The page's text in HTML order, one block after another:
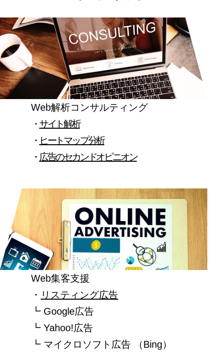
Web解析コンサルティング
・ サイト解析
・ ヒートマップ分析
・ 広告のセカンドオピニオン
Web集客支援
・ リスティング広告
┗ Google広告
┗ Yahoo!広告
┗ マイクロソフト広告 （Bing）